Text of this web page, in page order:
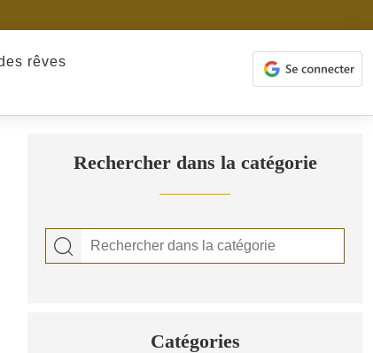
rêves
Rechercher dans la catégorie
Catégories